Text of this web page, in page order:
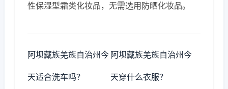
性保湿型霜类化妆品，无需选用防晒化妆品。
阿坝藏族羌族自治州今
天适合洗车吗？
阿坝藏族羌族自治州今
天穿什么衣服？